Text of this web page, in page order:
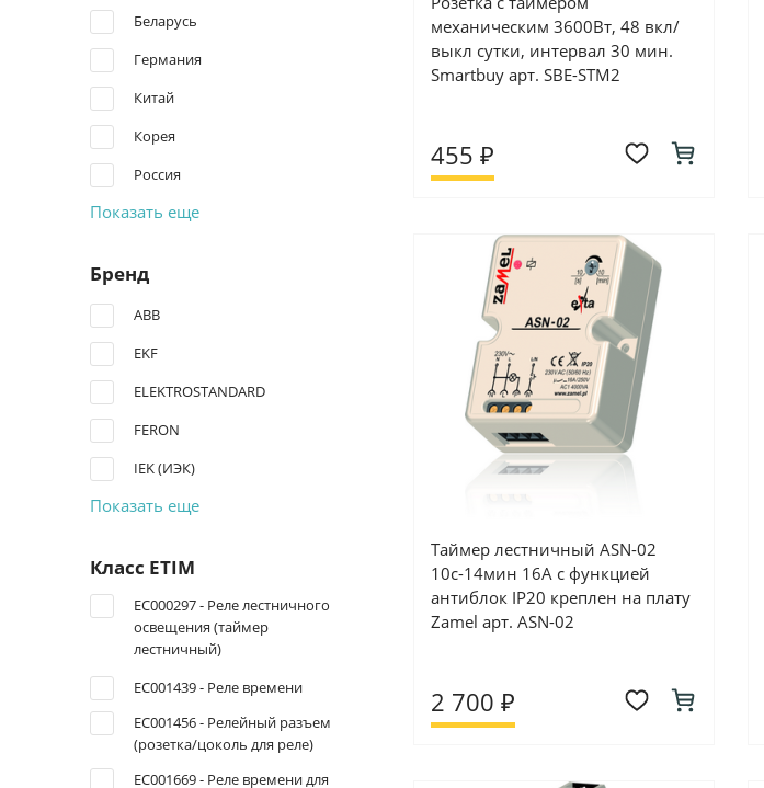
Беларусь
Германия
Китай
Корея
Россия
Показать еще
Бренд
ABB
EKF
ELEKTROSTANDARD
FERON
IEK (ИЭК)
Показать еще
Класс ETIM
EC000297 - Реле лестничного
освещения (таймер
лестничный)
EC001439 - Реле времени
EC001456 - Релейный разъем
(розетка/цоколь для реле)
EC001669 - Реле времени для
механическим 3600Вт, 48 вкл/
выкл сутки, интервал 30 мин.
Smartbuy арт. SBE-STM2
455 ₽
Таймер лестничный ASN-02
10с-14мин 16А с функцией
антиблок IP20 креплен на плату
Zamel арт. ASN-02
2 700 ₽